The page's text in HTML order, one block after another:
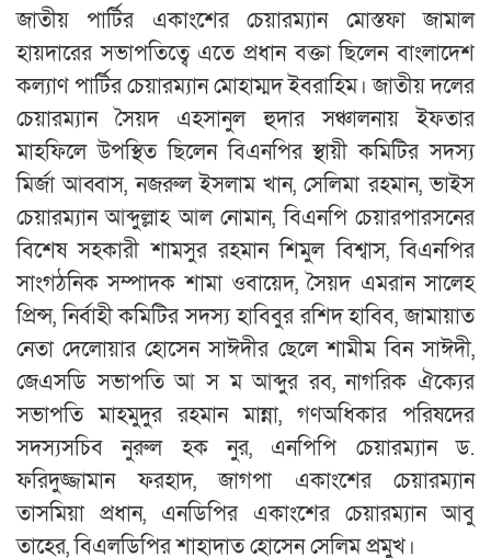
জাতীয় পার্টির একাংশের চেয়ারম্যান মোস্তফা জামাল
হায়দারের সভাপতিত্বে এতে প্রধান বক্তা ছিলেন বাংলাদেশ
কল্যাণ পার্টির চেয়ারম্যান মোহাম্মদ ইবরাহিম। জাতীয় দলের
চেয়ারম্যান সৈয়দ এহসানুল হুদার সঞ্চালনায় ইফতার
মাহফিলে উপস্থিত ছিলেন বিএনপির স্থায়ী কমিটির সদস্য
মির্জা আব্বাস, নজরুল ইসলাম খান, সেলিমা রহমান, ভাইস
চেয়ারম্যান আব্দুল্লাহ আল নোমান, বিএনপি চেয়ারপারসনের
বিশেষ সহকারী শামসুর রহমান শিমুল বিশ্বাস, বিএনপির
সাংগঠনিক সম্পাদক শামা ওবায়েদ, সৈয়দ এমরান সালেহ
প্রিন্স, নির্বাহী কমিটির সদস্য হাবিবুর রশিদ হাবিব, জামায়াত
নেতা দেলোয়ার হোসেন সাঈদীর ছেলে শামীম বিন সাঈদী,
জেএসডি সভাপতি আ স ম আব্দুর রব, নাগরিক ঐক্যের
সভাপতি মাহমুদুর রহমান মান্না, গণঅধিকার পরিষদের
সদস্যসচিব নুরুল হক নুর, এনপিপি চেয়ারম্যান ড.
ফরিদুজ্জামান ফরহাদ, জাগপা একাংশের চেয়ারম্যান
তাসমিয়া প্রধান, এনডিপির একাংশের চেয়ারম্যান আবু
তাহের, বিএলডিপির শাহাদাত হোসেন সেলিম প্রমুখ।